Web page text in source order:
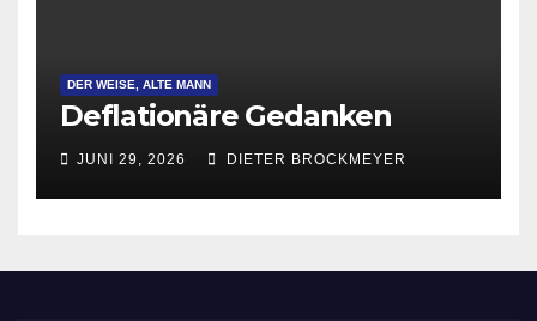
DER WEISE, ALTE MANN
Deflationäre Gedanken
JUNI 29, 2026 DIETER BROCKMEYER